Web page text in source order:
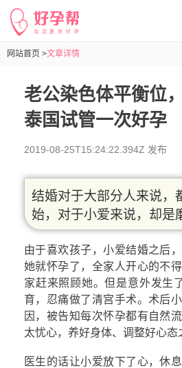
网站首页 >文章详情
老公染色体平衡位
泰国试管一次好孕
2019-08-25T15:24:22.394Z 发布
结婚对于大部分人来说，
始，对于小爱来说，却是
由于喜欢孩子，小爱结婚之后
她就怀孕了，全家人开心的不
家赶来照顾她。但是意外发生
育，忍痛做了清宫手术。术后
因，被告知每次怀孕都有自然
太忧心，养好身体、调整好心态
医生的话让小爱放下了心，休